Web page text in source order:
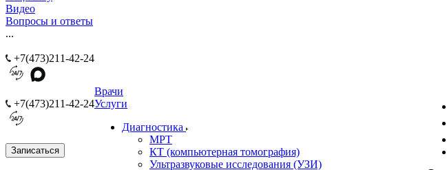
Видео
Вопросы и ответы
...
+7(473)211-42-24
+7(473)211-42-24
Записаться
Врачи
Услуги
Диагностика
МРТ
КТ (компьютерная томография)
Ультразвуковые исследования (УЗИ)